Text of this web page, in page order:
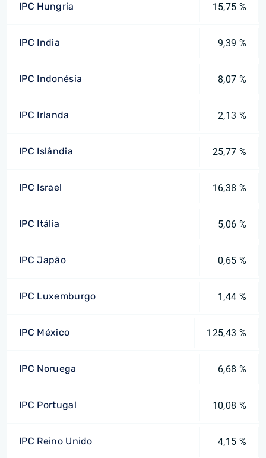
IPC Hungria 15,75 %
IPC India 9,39 %
IPC Indonésia 8,07 %
IPC Irlanda 2,13 %
IPC Islândia 25,77 %
IPC Israel 16,38 %
IPC Itália 5,06 %
IPC Japão 0,65 %
IPC Luxemburgo 1,44 %
IPC México 125,43 %
IPC Noruega 6,68 %
IPC Portugal 10,08 %
IPC Reino Unido 4,15 %